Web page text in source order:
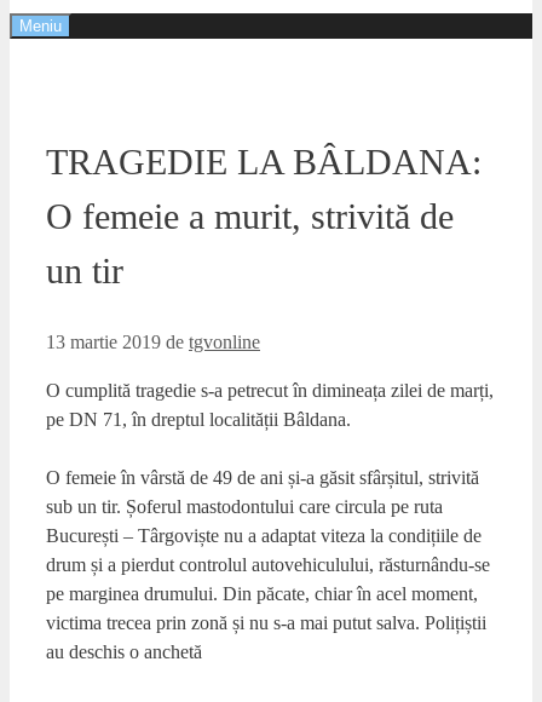
Meniu
TRAGEDIE LA BÂLDANA:
O femeie a murit, strivită de
un tir
13 martie 2019 de tgvonline
O cumplită tragedie s-a petrecut în dimineața zilei de marți,
pe DN 71, în dreptul localității Bâldana.
O femeie în vârstă de 49 de ani și-a găsit sfârșitul, strivită
sub un tir. Șoferul mastodontului care circula pe ruta
București – Târgoviște nu a adaptat viteza la condițiile de
drum și a pierdut controlul autovehiculului, răsturnându-se
pe marginea drumului. Din păcate, chiar în acel moment,
victima trecea prin zonă și nu s-a mai putut salva. Polițiștii
au deschis o anchetă